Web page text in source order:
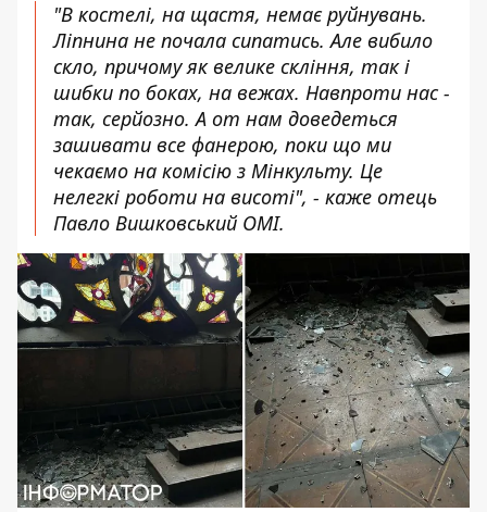
"В костелі, на щастя, немає руйнувань.
Ліпнина не почала сипатись. Але вибило
скло, причому як велике скління, так і
шибки по боках, на вежах. Навпроти нас -
так, серйозно. А от нам доведеться
зашивати все фанерою, поки що ми
чекаємо на комісію з Мінкульту. Це
нелегкі роботи на висоті", - каже отець
Павло Вишковський ОМІ.